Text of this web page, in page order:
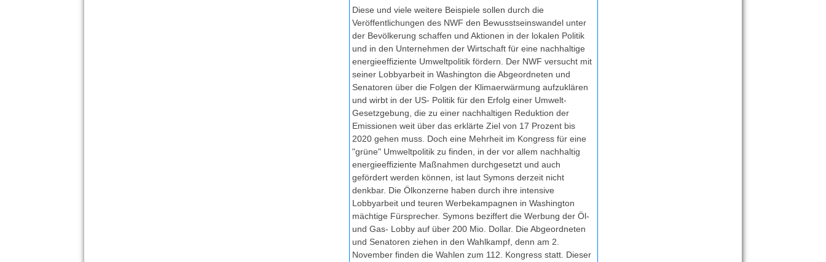
Diese und viele weitere Beispiele sollen durch die
Veröffentlichungen des NWF den Bewusstseinswandel unter
der Bevölkerung schaffen und Aktionen in der lokalen Politik
und in den Unternehmen der Wirtschaft für eine nachhaltige
energieeffiziente Umweltpolitik fördern. Der NWF versucht mit
seiner Lobbyarbeit in Washington die Abgeordneten und
Senatoren über die Folgen der Klimaerwärmung aufzuklären
und wirbt in der US- Politik für den Erfolg einer Umwelt-
Gesetzgebung, die zu einer nachhaltigen Reduktion der
Emissionen weit über das erklärte Ziel von 17 Prozent bis
2020 gehen muss. Doch eine Mehrheit im Kongress für eine
"grüne" Umweltpolitik zu finden, in der vor allem nachhaltig
energieeffiziente Maßnahmen durchgesetzt und auch
gefördert werden können, ist laut Symons derzeit nicht
denkbar. Die Ölkonzerne haben durch ihre intensive
Lobbyarbeit und teuren Werbekampagnen in Washington
mächtige Fürsprecher. Symons beziffert die Werbung der Öl-
und Gas- Lobby auf über 200 Mio. Dollar. Die Abgeordneten
und Senatoren ziehen in den Wahlkampf, denn am 2.
November finden die Wahlen zum 112. Kongress statt. Dieser